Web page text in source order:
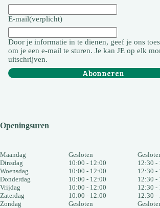
E-mail(verplicht)
Door je informatie in te dienen, geef je ons
om je een e-mail te sturen. Je kan JE op elk
uitschrijven.
Abonneren
Openingsuren
Maandag
Dinsdag
Woensdag
Donderdag
Vrijdag
Zaterdag
Zondag
Gesloten
10:00 - 12:00
10:00 - 12:00
10:00 - 12:00
10:00 - 12:00
10:00 - 12:00
Gesloten
12:30 -
12:30 -
12:30 -
12:30 -
12:30 -